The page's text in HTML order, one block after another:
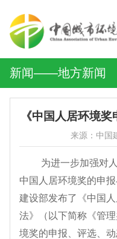
新闻——地方新闻
《中国人居环境
来源：中国
为进一步加强对
中国人居环境奖的申
建设部发布了《中国
法》（以下简称《管
境奖的申报、评选、